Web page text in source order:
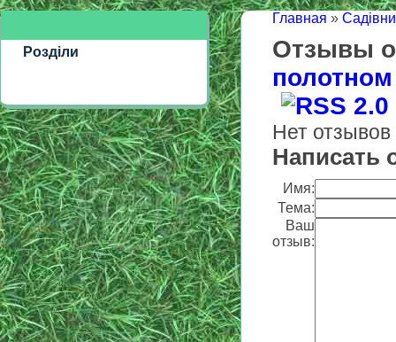
Розділи
Главная »
Отзывы
Нет отзывов
Написать
Имя:
Тема:
Ваш
отзыв: